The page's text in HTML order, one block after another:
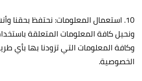
10. استعمال المعلومات: نحتفظ بحقنا
ونحيل كافة المعلومات المتعلقة
وكافة المعلومات التي تزودنا بها بأي
الخصوصية.